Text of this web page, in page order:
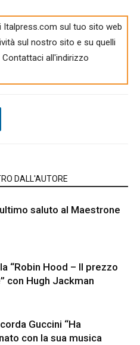
Italpress.com sul tuo sito web
sul nostro sito e su quelli
all'indirizzo
DALL'AUTORE
saluto al Maestrone
“Robin Hood – Il prezzo
con Hugh Jackman
Guccini “Ha
con la sua musica